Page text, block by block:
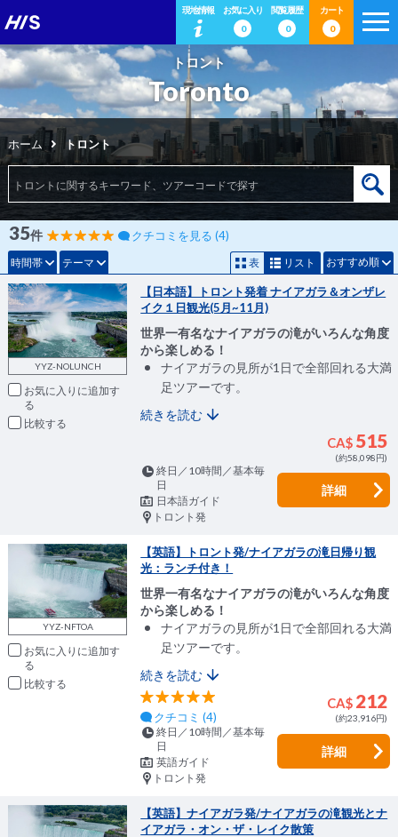
現地情報
お気に入り
0
閲覧履歴
0
カート
0
トロント
Toronto
ホーム トロント
時間帯 テーマ
35件 クチコミを見る (4)
表 リスト おすすめ順
YYZ-NOLUNCH
お気に入りに追加
比較
【日本語】トロント発着 ナイアガラ＆オンザレ
イク１日観光(5月~11月)
世界一有名なナイアガラの滝がいろんな角度
から楽しめる！
ナイアガラの見所が1日で全部回れる大満
足ツアーです。
続きを読む
CA$ 515
(約58,098円)
終日／10時間／基本毎
日
日本語ガイド
トロント発
詳細
YYZ-NFTOA
お気に入りに追加
比較
【英語】トロント発/ナイアガラの滝日帰り観
光：ランチ付き！
世界一有名なナイアガラの滝がいろんな角度
から楽しめる！
ナイアガラの見所が1日で全部回れる大満
足ツアーです。
続きを読む
CA$ 212
(約23,916円)
クチコミ (4)
終日／10時間／基本毎
日
英語ガイド
トロント発
詳細
【英語】ナイアガラ発/ナイアガラの滝観光とナ
イアガラ・オン・ザ・レイク散策